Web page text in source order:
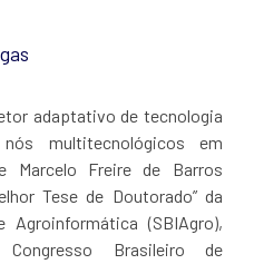
adaptativo de tecnologia
multitecnológicos em
Marcelo Freire de Barros
Tese de Doutorado” da
Agroinformática (SBIAgro),
Brasileiro de